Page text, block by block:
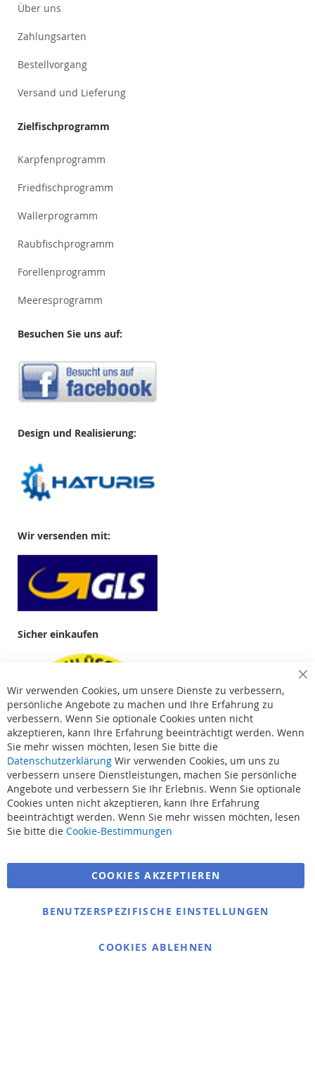
Über uns
Zahlungsarten
Bestellvorgang
Versand und Lieferung
Zielfischprogramm
Karpfenprogramm
Friedfischprogramm
Wallerprogramm
Raubfischprogramm
Forellenprogramm
Meeresprogramm
Besuchen Sie uns auf:
Design und Realisierung:
Wir versenden mit:
Sicher einkaufen
Suchbegriffe
Bestellungen und Rücksendungen
Kontaktieren Sie uns
Cookie Einstellungen
Wir verwenden Cookies, um unsere Dienste zu verbessern,
persönliche Angebote zu machen und Ihre Erfahrung zu
verbessern. Wenn Sie optionale Cookies unten nicht
akzeptieren, kann Ihre Erfahrung beeinträchtigt werden. Wenn
Sie mehr wissen möchten, lesen Sie bitte die
Datenschutzerklärung Wir verwenden Cookies, um uns zu
verbessern unsere Dienstleistungen, machen Sie persönliche
Angebote und verbessern Sie Ihr Erlebnis. Wenn Sie optionale
Cookies unten nicht akzeptieren, kann Ihre Erfahrung
beeinträchtigt werden. Wenn Sie mehr wissen möchten, lesen
Sie bitte die Cookie-Bestimmungen
COOKIES AKZEPTIEREN
BENUTZERSPEZIFISCHE EINSTELLUNGEN
COOKIES ABLEHNEN